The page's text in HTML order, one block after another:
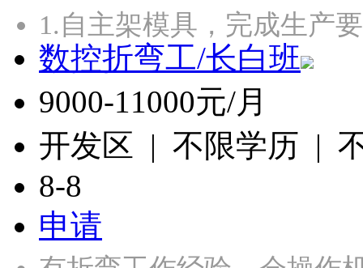
1.自主架模具，完成生产
数控折弯工/长白班
9000-11000元/月
开发区 | 不限学历 |
8-8
申请